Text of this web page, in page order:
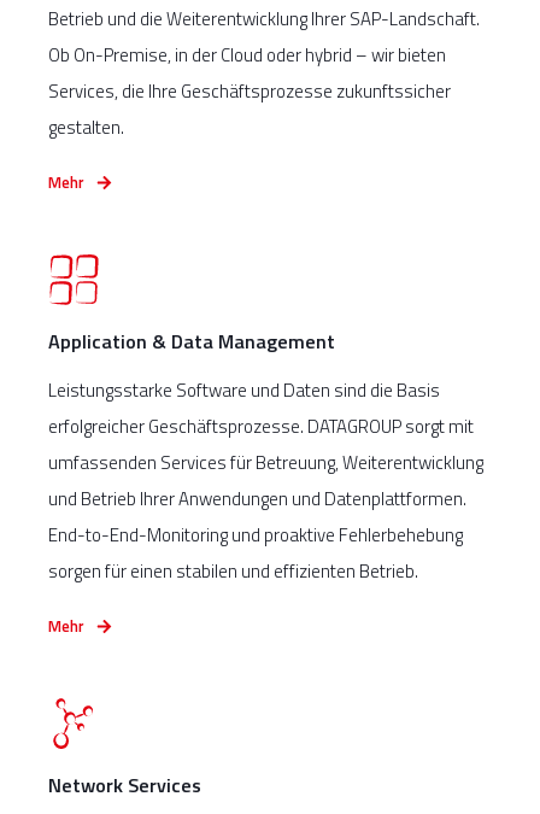
Betrieb und die Weiterentwicklung Ihrer SAP-Landschaft.
Ob On-Premise, in der Cloud oder hybrid – wir bieten
Services, die Ihre Geschäftsprozesse zukunftssicher
gestalten.
Mehr
Application & Data Management
Leistungsstarke Software und Daten sind die Basis
erfolgreicher Geschäftsprozesse. DATAGROUP sorgt mit
umfassenden Services für Betreuung, Weiterentwicklung
und Betrieb Ihrer Anwendungen und Datenplattformen.
End-to-End-Monitoring und proaktive Fehlerbehebung
sorgen für einen stabilen und effizienten Betrieb.
Mehr
Network Services